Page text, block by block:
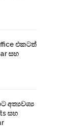
එකටත්
සහ
අත්‍යවශ්‍ය
සහ